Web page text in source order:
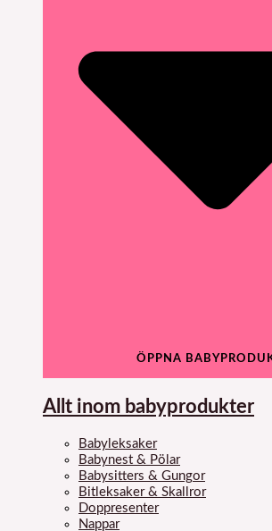
ÖPPNA
Allt inom babyprodukter
Babyleksaker
Babynest & Pölar
Babysitters & Gungor
Bitleksaker & Skallror
Doppresenter
Nappar